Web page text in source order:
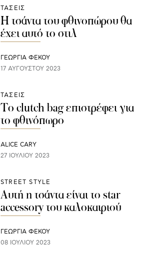
ΤΑΣΕΙΣ
H τσάντα του φθινοπώρου θα
έχει αυτό το στιλ
ΓΕΩΡΓΙΑ ΦΕΚΟΥ
17 ΑΥΓΟΎΣΤΟΥ 2023
ΤΑΣΕΙΣ
Το clutch bag επιστρέφει για
το φθινόπωρο
ALICE CARY
27 ΙΟΥΛΊΟΥ 2023
STREET STYLE
Αυτή η τσάντα είναι το star
accessory του καλοκαιριού
ΓΕΩΡΓΙΑ ΦΕΚΟΥ
08 ΙΟΥΛΊΟΥ 2023